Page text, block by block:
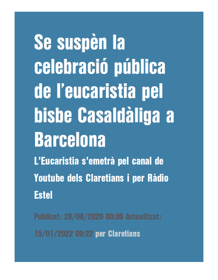
Se suspèn la
celebració pública
de l’eucaristia pel
bisbe Casaldàliga a
Barcelona
L'Eucaristia s'emetrà pel canal de
Youtube dels Claretians i per Ràdio
Estel
Publicat: 28/08/2020 00:00 Actualitzat:
15/01/2022 09:22 per Claretians